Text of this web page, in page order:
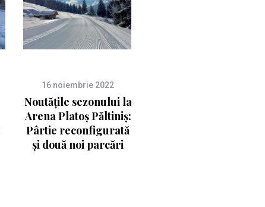
16 noiembrie 2022
Noutățile sezonului la
Arena Platoș Păltiniș:
Pârtie reconfigurată
și două noi parcări